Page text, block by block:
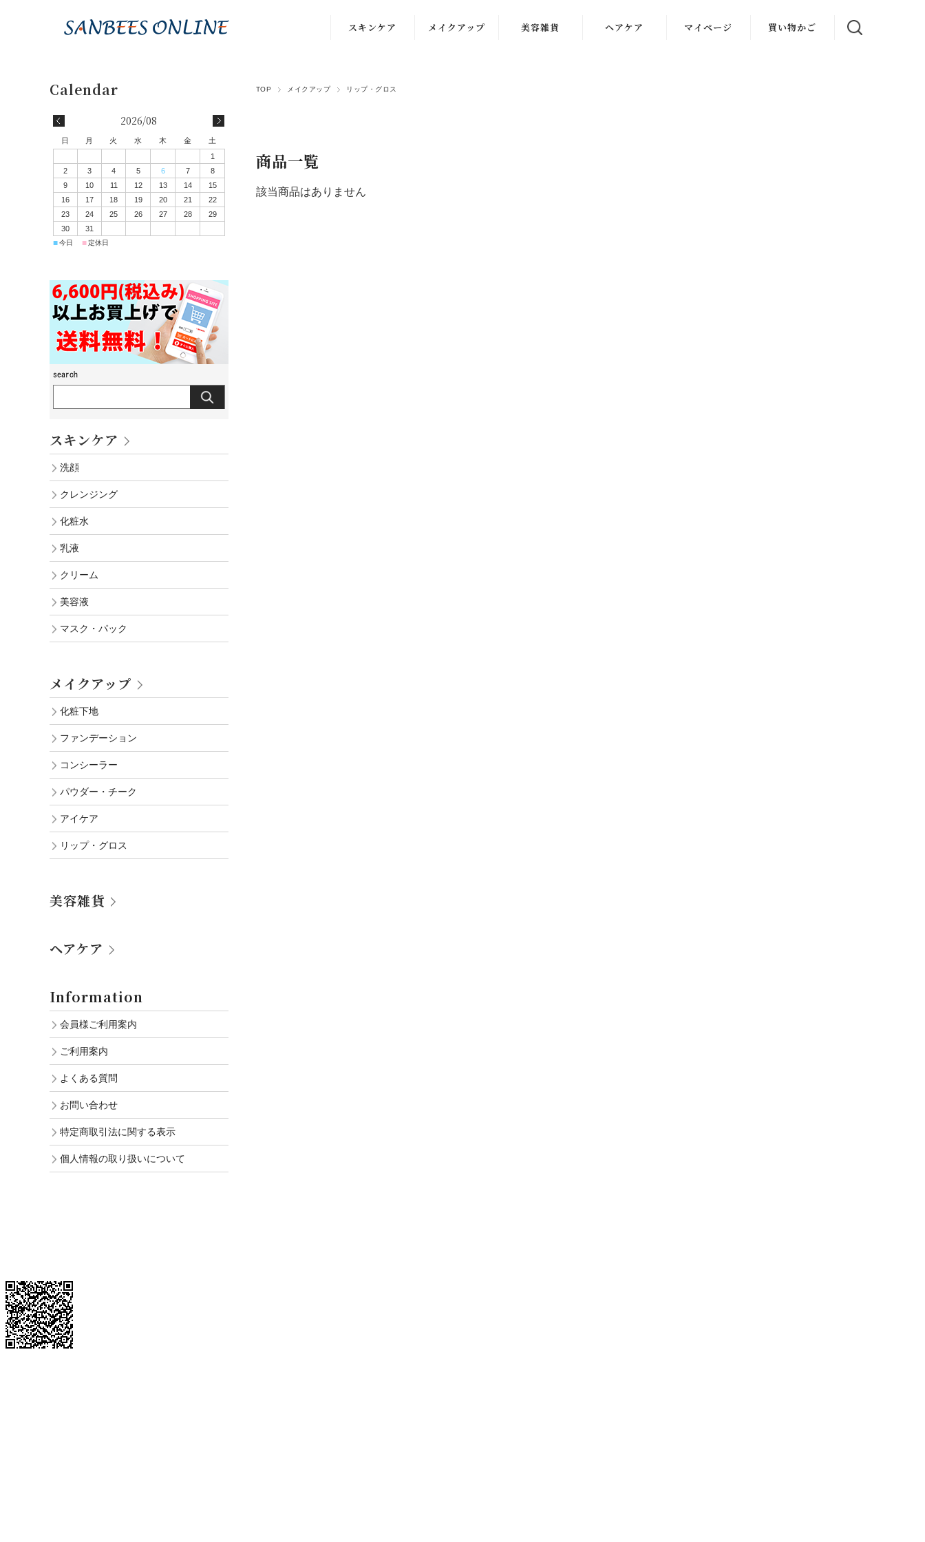
スキンケア
クレンジング
クリーム
メイクアップ 美容雑貨 ヘアケア マイページ 買い物かご
TOP メイクアップ リップ・グロス
商品一覧
該当商品はありません
2026/08
日 月 火 水 木 金
土
1
2
3 4 5 6 7
8
9
10 11 12 13 14
15
16
17 18 19 20 21
22
23
24 25 26 27 28
29
30
31
■今日 ■定休日
スキンケア
洗顔
クレンジング
化粧水
乳液
クリーム
美容液
マスク・パック
メイクアップ
化粧下地
ファンデーション
コンシーラー
パウダー・チーク
アイケア
リップ・グロス
美容雑貨
ヘアケア
Information
会員様ご利用案内
ご利用案内
よくある質問
お問い合わせ
特定商取引法に関する表示
個人情報の取り扱いについて